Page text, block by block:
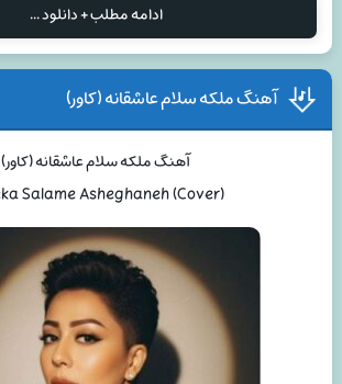
ادامه مطلب + دانلود ...
آهنگ ملکه سلام عاشقانه (کاور)
آهنگ ملکه سلام عاشقانه (کاور)
(Maleka Salame Asheghaneh (Cover